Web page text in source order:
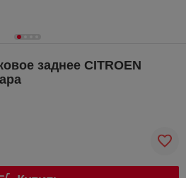
заднее CITROEN